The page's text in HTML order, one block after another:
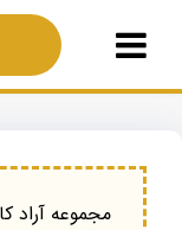
مجموعه آراد